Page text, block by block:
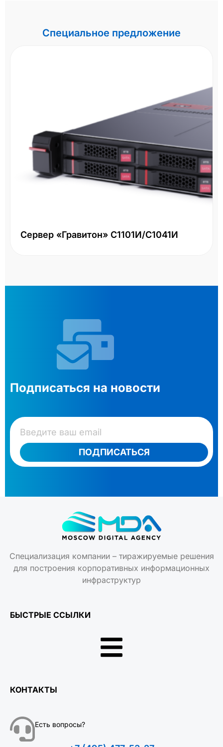
Специальное предложение
Сервер «Гравитон» С1101И/С1041И
Подписаться на новости
ПОДПИСАТЬСЯ
Специализация компании – тиражируемые решения
для построения корпоративных информационных
инфраструктур
БЫСТРЫЕ ССЫЛКИ
КОНТАКТЫ
Есть вопросы?